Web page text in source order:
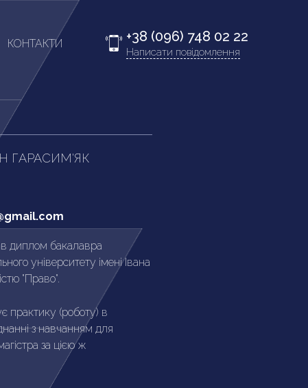
КОНТАКТИ +38 (096) 748 02 22
Написати повідомлення
ГАРАСИМ'ЯК
диплом бакалавра
університету імені Івана
"Право".
практику (роботу) в
з навчанням для
за цією ж